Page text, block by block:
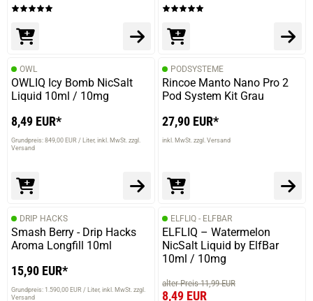
OWL
OWLIQ Icy Bomb NicSalt
Liquid 10ml / 10mg
8,49 EUR*
Grundpreis: 849,00 EUR / Liter inkl. MwSt. zzgl.
Versand
PODSYSTEME
Rincoe Manto Nano Pro 2
Pod System Kit Grau
27,90 EUR*
inkl. MwSt. zzgl. Versand
DRIP HACKS
Smash Berry - Drip Hacks
Aroma Longfill 10ml
15,90 EUR*
Grundpreis: 1.590,00 EUR / Liter inkl. MwSt. zzgl.
Versand
ELFLIQ - ELFBAR
ELFLIQ – Watermelon
NicSalt Liquid by ElfBar
10ml / 10mg
alter Preis 11,99 EUR
8,49 EUR